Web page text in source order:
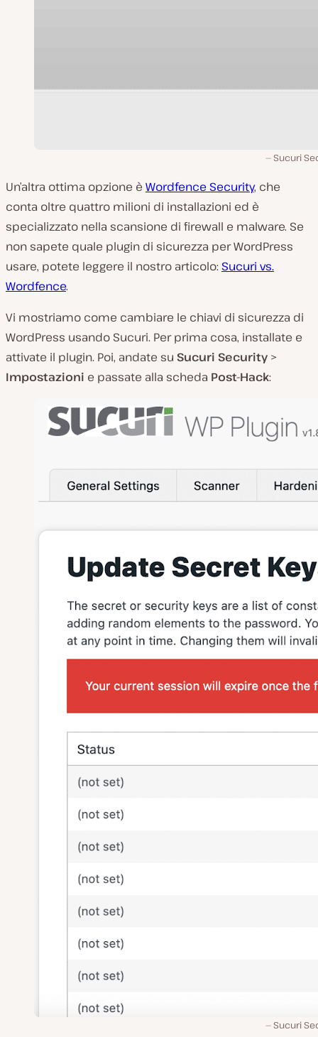
Sucuri
Un’altra ottima opzione è Wordfence Security, che
conta oltre quattro milioni di installazioni ed è
specializzato nella scansione di firewall e malware. Se
non sapete quale plugin di sicurezza per WordPress
usare, potete leggere il nostro articolo: Sucuri vs.
Wordfence.
Vi mostriamo come cambiare le chiavi di sicurezza di
WordPress usando Sucuri. Per prima cosa, installate e
attivate il plugin. Poi, andate su Sucuri Security >
Impostazioni e passate alla scheda Post-Hack:
Sucuri